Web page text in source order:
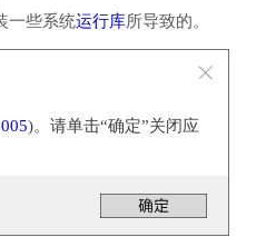
一些系统运行库所导致的。
)。请单击“确定”关闭应